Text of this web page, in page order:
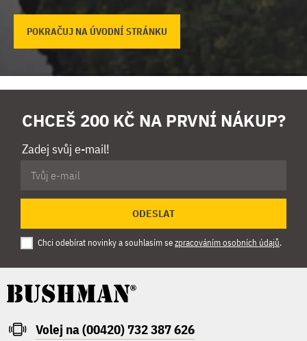
POKRAČUJ NA ÚVODNÍ STRÁNKU
CHCEŠ 200 KČ NA PRVNÍ NÁKUP?
Zadej svůj e-mail!
ODESLAT
Chci odebírat novinky a souhlasím sezpracováním osobních údajů.
Volej na (00420) 732 387 626